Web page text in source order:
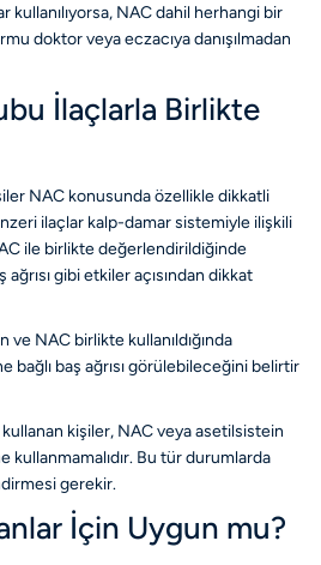
kullanılıyorsa, NAC dahil herhangi bir
doktor veya eczacıya danışılmadan
İlaçlarla Birlikte
NAC konusunda özellikle dikkatli
ilaçlar kalp-damar sistemiyle ilişkili
ile birlikte değerlendirildiğinde
gibi etkiler açısından dikkat
NAC birlikte kullanıldığında
bağlı baş ağrısı görülebileceğini belirtir
kişiler, NAC veya asetilsistein
Bu tür durumlarda
gerekir.
İçin Uygun mu?